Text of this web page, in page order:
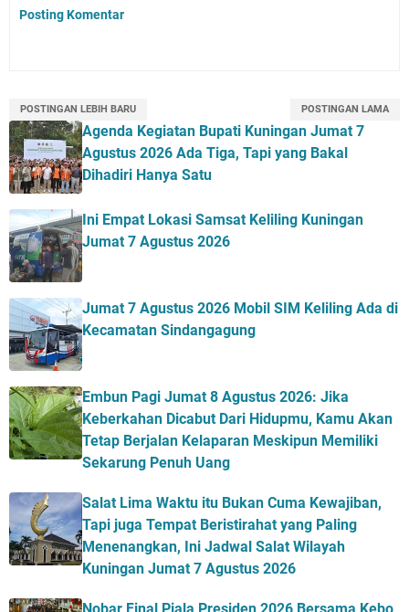
Posting Komentar
POSTINGAN LEBIH BARU POSTINGAN LAMA
Agenda Kegiatan Bupati Kuningan Jumat 7
Agustus 2026 Ada Tiga, Tapi yang Bakal
Dihadiri Hanya Satu
Ini Empat Lokasi Samsat Keliling Kuningan
Jumat 7 Agustus 2026
Jumat 7 Agustus 2026 Mobil SIM Keliling Ada di
Kecamatan Sindangagung
Embun Pagi Jumat 8 Agustus 2026: Jika
Keberkahan Dicabut Dari Hidupmu, Kamu Akan
Tetap Berjalan Kelaparan Meskipun Memiliki
Sekarung Penuh Uang
Salat Lima Waktu itu Bukan Cuma Kewajiban,
Tapi juga Tempat Beristirahat yang Paling
Menenangkan, Ini Jadwal Salat Wilayah
Kuningan Jumat 7 Agustus 2026